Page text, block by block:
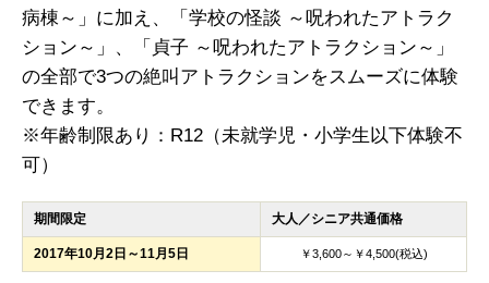
病棟～」に加え、「学校の怪談 ～呪われたアトラク
ション～」、「貞子 ～呪われたアトラクション～」
の全部で3つの絶叫アトラクションをスムーズに体験
できます。
※年齢制限あり：R12（未就学児・小学生以下体験不
可）
期間限定 大人／シニア共通価格
2017年10月2日～11月5日 ￥3,600～￥4,500(税込)